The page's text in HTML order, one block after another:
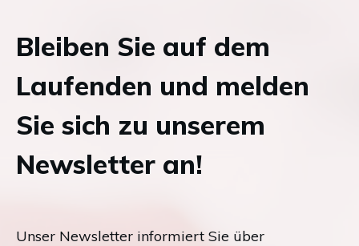
Bleiben Sie auf dem
Laufenden und melden
Sie sich zu unserem
Newsletter an!
Unser Newsletter informiert Sie über